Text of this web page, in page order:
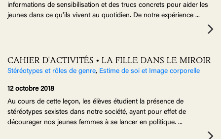
informations de sensibilisation et des trucs concrets pour aider les
jeunes dans ce qu’ils vivent au quotidien. De notre expérience ...
CAHIER D'ACTIVITÉS • LA FILLE DANS LE MIROIR
Stéréotypes et rôles de genre, Estime de soi et Image corporelle
12 octobre 2018
Au cours de cette leçon, les élèves étudient la présence de
stéréotypes sexistes dans notre société, ayant pour effet de
décourager nos jeunes femmes à se lancer en politique. ...